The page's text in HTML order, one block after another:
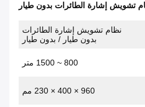
تشويش إشارة الطائرات بدون طيار
نظام تشويش إشارة الطائرات
بدون طيار / بدون طيار
800 ~ 1500 متر
960 × 400 × 230 مم